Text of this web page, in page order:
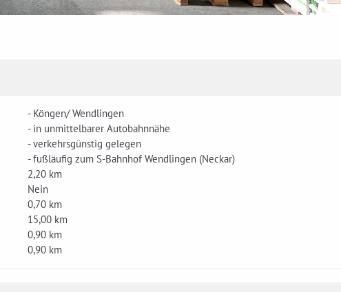
- Köngen/ Wendlingen
- in unmittelbarer Autobahnnähe
- verkehrsgünstig gelegen
- fußläufig zum S-Bahnhof Wendlingen (Neckar)
2,20 km
Nein
0,70 km
15,00 km
0,90 km
0,90 km